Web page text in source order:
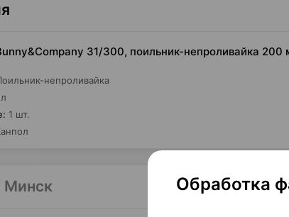
31/300, поильник-непроливайка 200
непроливайка
: 1 шт.
Минск Обработка